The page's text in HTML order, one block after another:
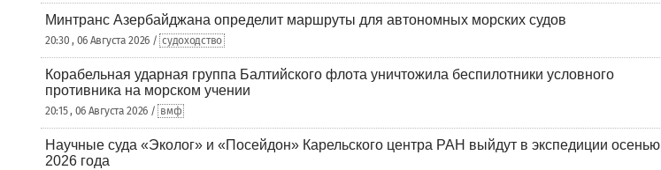
Минтранс Азербайджана определит маршруты для автономных морских судов
20:30 , 06 Августа 2026 / судоходство
Корабельная ударная группа Балтийского флота уничтожила беспилотники условного
противника на морском учении
20:15 , 06 Августа 2026 / вмф
Научные суда «Эколог» и «Посейдон» Карельского центра РАН выйдут в экспедиции осенью
2026 года